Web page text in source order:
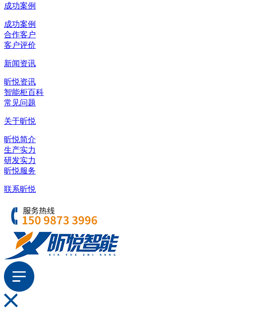
成功案例
成功案例
合作客户
客户评价
新闻资讯
昕悦资讯
智能柜百科
常见问题
关于昕悦
昕悦简介
生产实力
研发实力
昕悦服务
联系昕悦